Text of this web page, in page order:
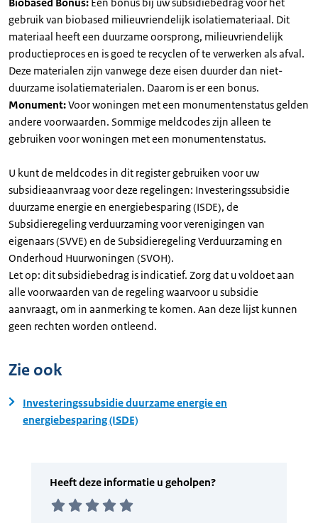
gebruik van biobased milieuvriendelijk isolatiemateriaal. Dit
materiaal heeft een duurzame oorsprong, milieuvriendelijk
productieproces en is goed te recyclen of te verwerken als afval.
Deze materialen zijn vanwege deze eisen duurder dan niet-
duurzame isolatiematerialen. Daarom is er een bonus.
Monument:Voor woningen met een monumentenstatus gelden
andere voorwaarden. Sommige meldcodes zijn alleen te
gebruiken voor woningen met een monumentenstatus.
U kunt de meldcodes in dit register gebruiken voor uw
subsidieaanvraag voor deze regelingen: Investeringssubsidie
duurzame energie en energiebesparing (ISDE), de
Subsidieregeling verduurzaming voor verenigingen van
eigenaars (SVVE) en de Subsidieregeling Verduurzaming en
Onderhoud Huurwoningen (SVOH).
Let op: dit subsidiebedrag is indicatief. Zorg dat u voldoet aan
alle voorwaarden van de regeling waarvoor u subsidie
aanvraagt, om in aanmerking te komen. Aan deze lijst kunnen
geen rechten worden ontleend.
Zie ook
Investeringssubsidie duurzame energie en
energiebesparing (ISDE)